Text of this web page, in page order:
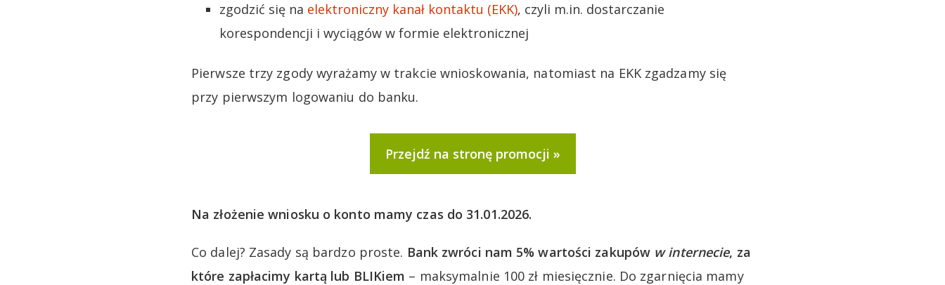
zgodzić się na elektroniczny kanał kontaktu (EKK), czyli m.in. dostarczanie
korespondencji i wyciągów w formie elektronicznej
Pierwsze trzy zgody wyrażamy w trakcie wnioskowania, natomiast na EKK zgadzamy się
przy pierwszym logowaniu do banku.
Przejdź na stronę promocji
Na złożenie wniosku o konto mamy czas do 31.01.2026.
Co dalej? Zasady są bardzo proste. Bank zwróci nam 5% wartości zakupów w internecie, za
które zapłacimy kartą lub BLIKiem – maksymalnie 100 zł miesięcznie. Do zgarnięcia mamy